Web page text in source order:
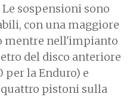
sospensioni sono
con una maggiore
mentre nell'impianto
del disco anteriore
per la Enduro) e
quattro pistoni sulla